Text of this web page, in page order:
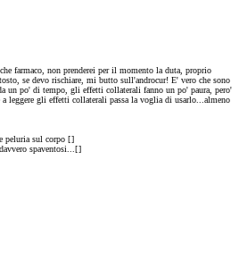
farmaco, non prenderei per il momento la duta, proprio
se devo rischiare, mi butto sull'androcur! E' vero che sono
un po' di tempo, gli effetti collaterali fanno un po' paura, pero'
a leggere gli effetti collaterali passa la voglia di usarlo...almeno
peluria sul corpo []
spaventosi...[]